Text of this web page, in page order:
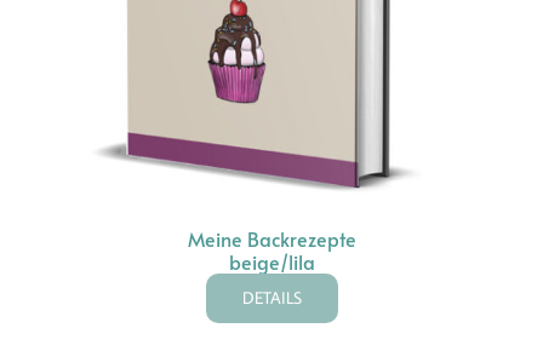
Meine Backrezepte
beige/lila
DETAILS